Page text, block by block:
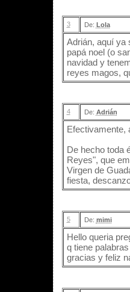
3 De: Lola
Adrián, aquí ya
papá noel (o
navidad y
reyes magos,
4 De: Adrián
Efectivamente,
De hecho toda
Reyes", que
Virgen de
fiesta,
5 De: mimi
Hello queria
q tiene
gracias y feliz